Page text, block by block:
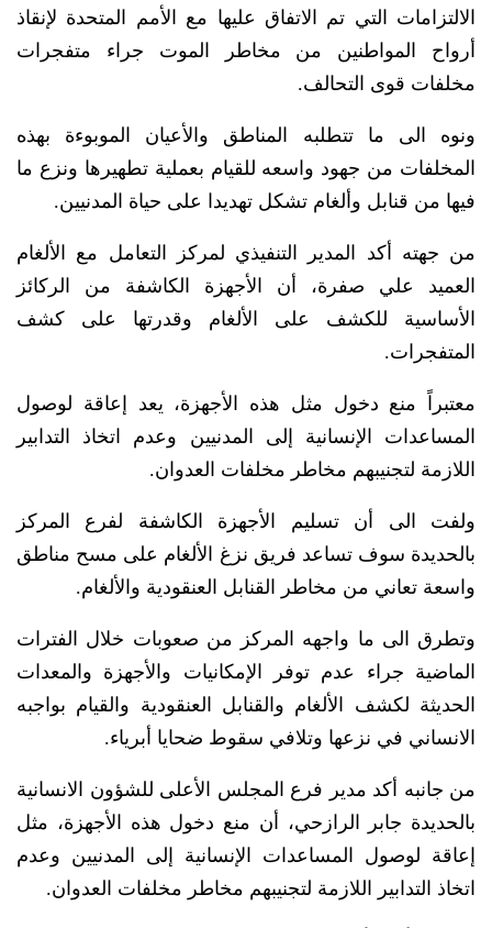
الالتزامات التي تم الاتفاق عليها مع الأمم المتحدة لإنقاذ
أرواح المواطنين من مخاطر الموت جراء متفجرات
مخلفات قوى التحالف.
ونوه الى ما تتطلبه المناطق والأعيان الموبوءة بهذه
المخلفات من جهود واسعه للقيام بعملية تطهيرها ونزع ما
فيها من قنابل وألغام تشكل تهديدا على حياة المدنيين.
من جهته أكد المدير التنفيذي لمركز التعامل مع الألغام
العميد علي صفرة، أن الأجهزة الكاشفة من الركائز
الأساسية للكشف على الألغام وقدرتها على كشف
المتفجرات.
معتبراً منع دخول مثل هذه الأجهزة، يعد إعاقة لوصول
المساعدات الإنسانية إلى المدنيين وعدم اتخاذ التدابير
اللازمة لتجنيبهم مخاطر مخلفات العدوان.
ولفت الى أن تسليم الأجهزة الكاشفة لفرع المركز
بالحديدة سوف تساعد فريق نزغ الألغام على مسح مناطق
واسعة تعاني من مخاطر القنابل العنقودية والألغام.
وتطرق الى ما واجهه المركز من صعوبات خلال الفترات
الماضية جراء عدم توفر الإمكانيات والأجهزة والمعدات
الحديثة لكشف الألغام والقنابل العنقودية والقيام بواجبه
الانساني في نزعها وتلافي سقوط ضحايا أبرياء.
من جانبه أكد مدير فرع المجلس الأعلى للشؤون الانسانية
بالحديدة جابر الرازحي، أن منع دخول هذه الأجهزة، مثل
إعاقة لوصول المساعدات الإنسانية إلى المدنيين وعدم
اتخاذ التدابير اللازمة لتجنيبهم مخاطر مخلفات العدوان.